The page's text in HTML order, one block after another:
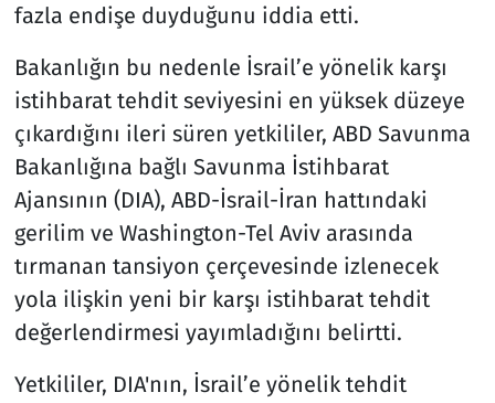
fazla endişe duyduğunu iddia etti.
Bakanlığın bu nedenle İsrail’e yönelik karşı
istihbarat tehdit seviyesini en yüksek düzeye
çıkardığını ileri süren yetkililer, ABD Savunma
Bakanlığına bağlı Savunma İstihbarat
Ajansının (DIA), ABD-İsrail-İran hattındaki
gerilim ve Washington-Tel Aviv arasında
tırmanan tansiyon çerçevesinde izlenecek
yola ilişkin yeni bir karşı istihbarat tehdit
değerlendirmesi yayımladığını belirtti.
Yetkililer, DIA'nın, İsrail’e yönelik tehdit